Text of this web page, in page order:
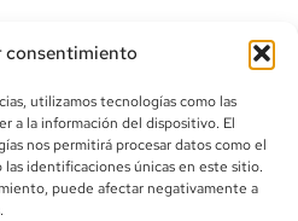
consentimiento
utilizamos tecnologías como las
a la información del dispositivo. El
nos permitirá procesar datos como el
identificaciones únicas en este sitio.
puede afectar negativamente a
242 391